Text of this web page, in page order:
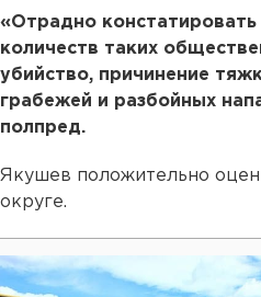
«Отрадно констатировать
количеств таких
убийство, причинение
грабежей и разбойных
полпред.
Якушев положительно
округе.